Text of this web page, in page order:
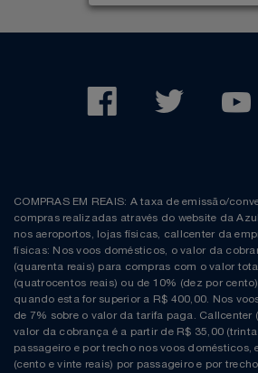
COMPRAS EM REAIS: A taxa de emissão/
compras realizadas através do website da
nos aeroportos, lojas físicas, callcenter da
físicas: Nos voos domésticos, o valor da
(quarenta reais) para compras com o valor
(quatrocentos reais) ou de 10% (dez por
quando esta for superior a R$ 400,00. Nos
de 7% sobre o valor da tarifa paga. Callcenter
valor da cobrança é a partir de R$ 35,00
passageiro e por trecho nos voos domésticos,
(cento e vinte reais) por passageiro e por